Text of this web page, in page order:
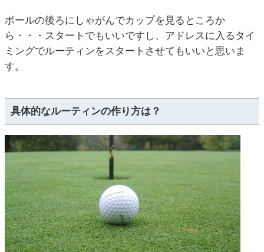
ボールの後ろにしゃがんでカップを見るところか
ら・・・スタートでもいいですし、アドレスに入るタイ
ミングでルーティンをスタートさせてもいいと思いま
す。
具体的なルーティンの作り方は？